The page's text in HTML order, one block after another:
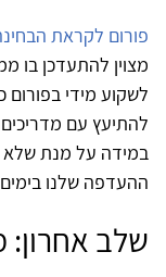
פורום לקראת
מצוין להתעדכן בו
לשקוע מידי בפורום
להתיעץ עם
במידה על מנת שלא
ההעדפה שלנו
שלב